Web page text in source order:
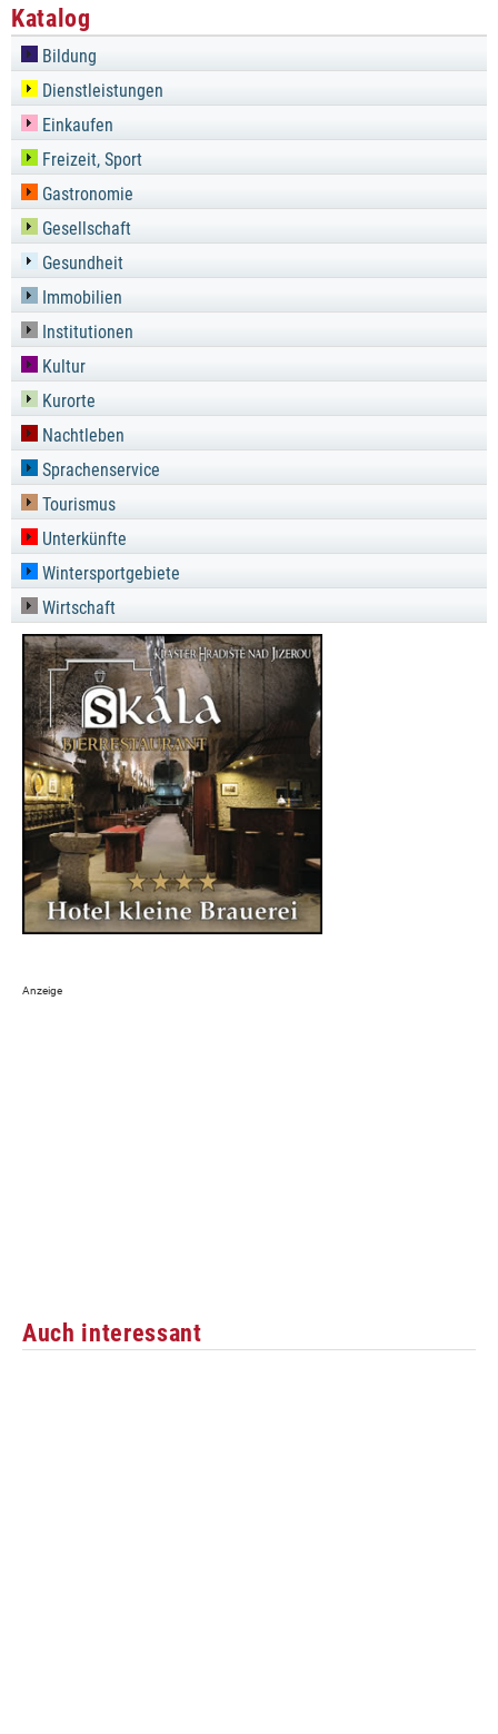
Katalog
Bildung
Dienstleistungen
Einkaufen
Freizeit, Sport
Gastronomie
Gesellschaft
Gesundheit
Immobilien
Institutionen
Kultur
Kurorte
Nachtleben
Sprachenservice
Tourismus
Unterkünfte
Wintersportgebiete
Wirtschaft
Auch interessant